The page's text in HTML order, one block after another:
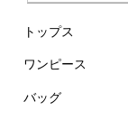
トップス
ワンピース
バッグ